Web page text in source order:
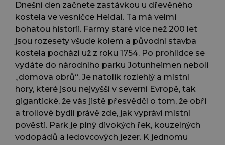
Dnešní den začnete zastávkou u dřevěného
kostela ve vesničce Heidal. Ta má velmi
bohatou historii. Farmy staré více než 200 let
jsou rozesety všude kolem a původní stavba
kostela pochází už z roku 1754. Po prohlídce se
vydáte do národního parku Jotunheimen neboli
„domova obrů“. Je natolik rozlehlý a místní
hory, které jsou nejvyšší v severní Evropě, tak
gigantické, že vás jistě přesvědčí o tom, že obři
a trollové bydlí právě zde, jak vypráví místní
pověsti. Park je plný divokých řek, kouzelných
vodopádů a ledovcových jezer. K jednomu